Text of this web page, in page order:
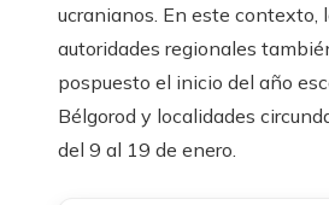
ucranianos. En este contexto,
autoridades regionales
pospuesto el inicio del año
Bélgorod y localidades
del 9 al 19 de enero.